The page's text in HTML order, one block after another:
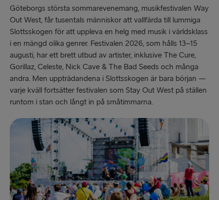
Göteborgs största sommarevenemang, musikfestivalen Way
Out West, får tusentals människor att vallfärda till lummiga
Slottsskogen för att uppleva en helg med musik i världsklass
i en mängd olika genrer. Festivalen 2026, som hålls 13–15
augusti, har ett brett utbud av artister, inklusive The Cure,
Gorillaz, Celeste, Nick Cave & The Bad Seeds och många
andra. Men uppträdandena i Slottsskogen är bara början —
varje kväll fortsätter festivalen som Stay Out West på ställen
runtom i stan och långt in på småtimmarna.